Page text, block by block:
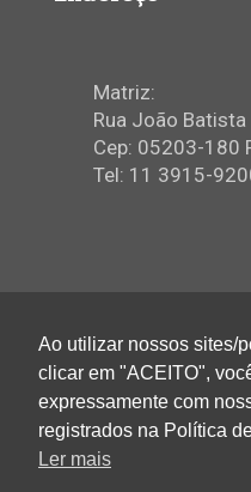
Matriz:
Rua João
Cep: 05203-180
Tel: 11 3915-
2022 © Igreja
de Perus - Todos
Ao utilizar nossos sites/
clicar em "ACEITO",
expressamente com
registrados na Política
Ler mais